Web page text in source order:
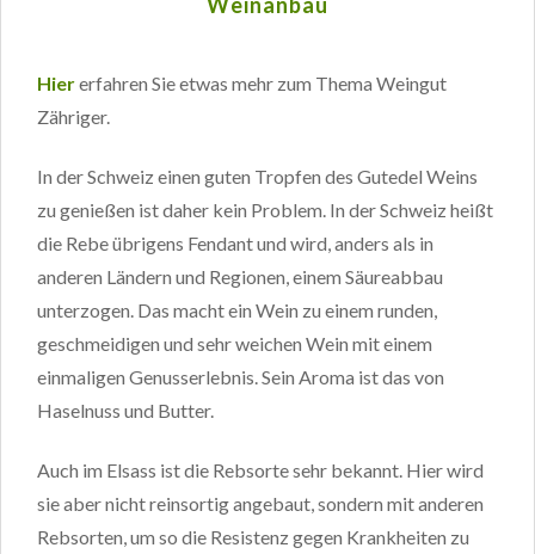
Hiererfahren Sie etwas mehr zum Thema Weingut
Zähriger.
In der Schweiz einen guten Tropfen des Gutedel Weins
zu genießen ist daher kein Problem. In der Schweiz heißt
die Rebe übrigens Fendant und wird, anders als in
anderen Ländern und Regionen, einem Säureabbau
unterzogen. Das macht ein Wein zu einem runden,
geschmeidigen und sehr weichen Wein mit einem
einmaligen Genusserlebnis. Sein Aroma ist das von
Haselnuss und Butter.
Auch im Elsass ist die Rebsorte sehr bekannt. Hier wird
sie aber nicht reinsortig angebaut, sondern mit anderen
Rebsorten, um so die Resistenz gegen Krankheiten zu